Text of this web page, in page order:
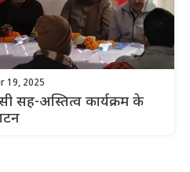
19, 2025
सह-अस्तित्व कार्यक्रम के